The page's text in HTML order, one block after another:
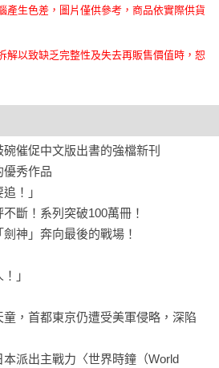
產生色差，圖片僅供參考，商品依實際供貨
解以致缺乏完整性及失去再販售價值時，恕
催促中文版出書的強檔新刊
秀作品
！」
斷！系列突破100萬冊！
神」奔向最後的戰場！
」
，首都東京仍遭受美軍侵略，深陷
派出主戰力〈世界時鐘（World